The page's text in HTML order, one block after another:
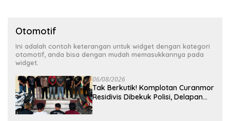
Otomotif
Ini adalah contoh keterangan untuk widget dengan kategori
otomotif, anda bisa dengan mudah memasukkannya pada
widget.
06/08/2026
Tak Berkutik! Komplotan Curanmor
Residivis Dibekuk Polisi, Delapan